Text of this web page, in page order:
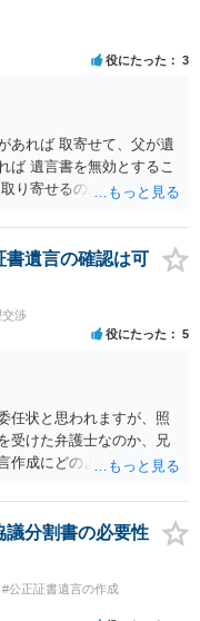
役にたった 3
あれば 取寄せて、父が遺
ば 遺言書を無効とするこ
り寄せるのが重要となり
書遺言の確認は可
交渉
役にたった 5
任状と思われますが、照
受けた弁護士なのか、兄
作成にどのような立場で
から依頼を受けているの
となります。母親が貴方
内容にも、弁護士との連
えの確認等が含まれてい
める余地はあります。
である場合には、兄の
議分割書の必要性
#公正証書遺言の作成